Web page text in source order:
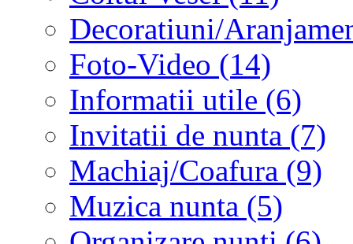
Decoratiuni/
Foto-Video (14)
Informatii utile (6)
Invitatii de nunta (7)
Machiaj/Coafura (9)
Muzica nunta (5)